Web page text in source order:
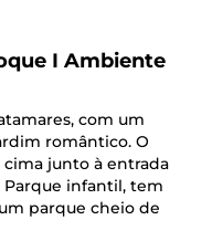
I Ambiente
com um
romântico. O
junto à entrada
Parque infantil, tem
parque cheio de